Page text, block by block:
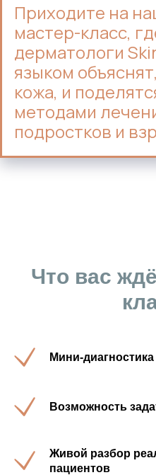
Приходите на
мастер-класс,
дерматологи
языком
кожа, и
методами
подростков и
Что вас
Мини-
Возможность
Живой разбор
пациентов